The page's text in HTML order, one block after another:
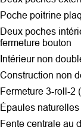
Poche poitrine
Deux poches
fermeture bouton
Intérieur non
Construction non
Fermeture 3-roll-2
Épaules naturelles
Fente centrale au